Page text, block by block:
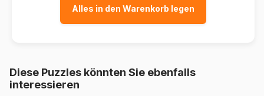
Alles in den Warenkorb legen
Diese Puzzles könnten Sie ebenfalls
interessieren